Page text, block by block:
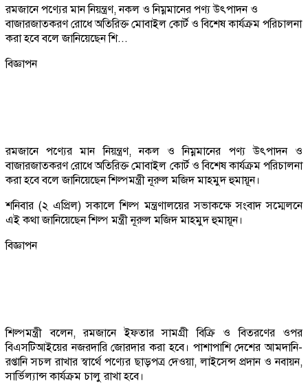
রমজানে পণ্যের মান নিয়ন্ত্রণ, নকল ও নিম্নমানের পণ্য উৎপাদন ও
বাজারজাতকরণ রোধে অতিরিক্ত মোবাইল কোর্ট ও বিশেষ কার্যক্রম পরিচালনা
করা হবে বলে জানিয়েছেন শি...
বিজ্ঞাপন
রমজানে পণ্যের মান নিয়ন্ত্রণ, নকল ও নিম্নমানের পণ্য উৎপাদন ও
বাজারজাতকরণ রোধে অতিরিক্ত মোবাইল কোর্ট ও বিশেষ কার্যক্রম পরিচালনা
করা হবে বলে জানিয়েছেন শিল্পমন্ত্রী নূরুল মজিদ মাহমুদ হুমায়ূন।
শনিবার (২ এপ্রিল) সকালে শিল্প মন্ত্রণালয়ের সভাকক্ষে সংবাদ সম্মেলনে
এই কথা জানিয়েছেন শিল্প মন্ত্রী নূরুল মজিদ মাহমুদ হুমায়ূন।
বিজ্ঞাপন
শিল্পমন্ত্রী বলেন, রমজানে ইফতার সামগ্রী বিক্রি ও বিতরণের ওপর
বিএসটিআইয়ের নজরদারি জোরদার করা হবে। পাশাপাশি দেশের আমদানি-
রপ্তানি সচল রাখার স্বার্থে পণ্যের ছাড়পত্র দেওয়া, লাইসেন্স প্রদান ও নবায়ন,
সার্ভিল্যান্স কার্যক্রম চালু রাখা হবে।